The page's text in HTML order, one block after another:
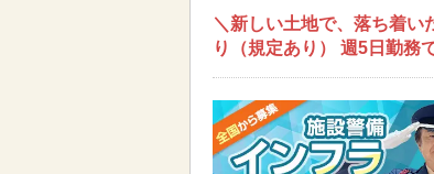
＼新しい土地で、落ち着い
り（規定あり） 週5日勤務